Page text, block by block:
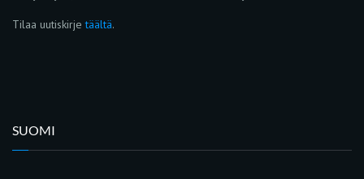
Tilaa uutiskirjetäältä.
SUOMI